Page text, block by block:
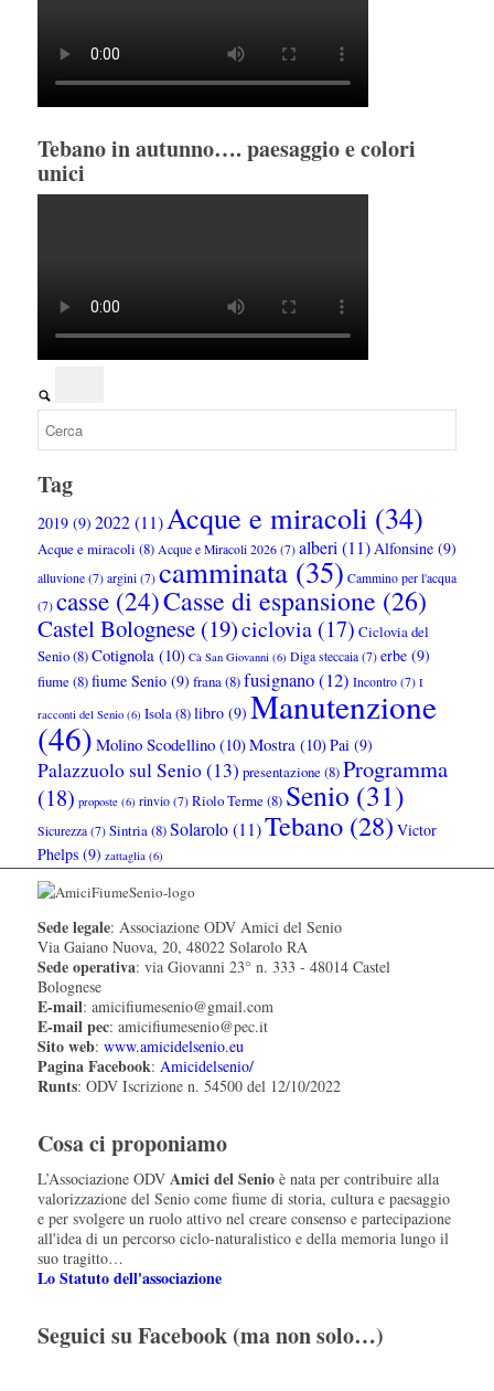
Tebano in autunno…. paesaggio e colori
unici
Tag
2019(9) 2022(11)Acque e miracoli(34)
Acque e miracoli (8) Acque e Miracoli 2026(7) alberi(11)Alfonsine(9)
alluvione(7) argini(7) camminata(35) Cammino per l'acqua
(7) casse(24)Casse di espansione (26)
Castel Bolognese(19)ciclovia(17) Ciclovia del
Senio(8)Cotignola(10) Cà San Giovanni(6) Diga steccaia(7) erbe(9)
fiume(8)fiume Senio(9) frana(8)fusignano(12) Incontro(7) I
racconti del Senio(6) Isola(8)libro(9) Manutenzione
(46) Molino Scodellino(10)Mostra(10)Pai(9)
Palazzuolo sul Senio(13) presentazione(8)Programma
(18) proposte(6) rinvio(7) Riolo Terme(8) Senio (31)
Sicurezza(7) Sintria(8)Solarolo(11)Tebano(28) Victor
Phelps(9) zattaglia(6)
Sede legale: Associazione ODV Amici del Senio
Via Gaiano Nuova, 20, 48022 Solarolo RA
Sede operativa: via Giovanni 23° n. 333 - 48014 Castel
Bolognese
E-mail: amicifiumesenio@gmail.com
E-mail pec: amicifiumesenio@pec.it
Sito web: www.amicidelsenio.eu
Pagina Facebook: Amicidelsenio/
Runts: ODV Iscrizione n. 54500 del 12/10/2022
Cosa ci proponiamo
L’Associazione ODV Amici del Senioè nata per contribuire alla
valorizzazione del Senio come fiume di storia, cultura e paesaggio
e per svolgere un ruolo attivo nel creare consenso e partecipazione
all'idea di un percorso ciclo-naturalistico e della memoria lungo il
suo tragitto…
Lo Statuto dell'associazione
Seguici su Facebook (ma non solo…)